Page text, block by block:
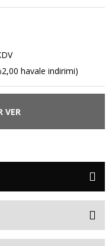
havale indirimi)
VER